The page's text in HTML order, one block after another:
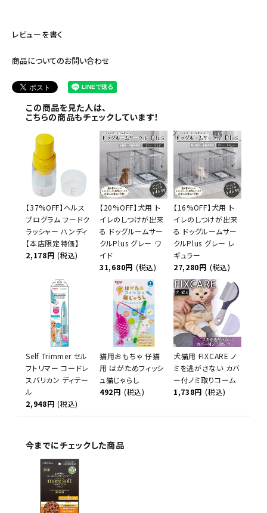
レビューを書く
商品についてのお問い合わせ
この商品を見た人は、
こちらの商品もチェックしています！
【37%OFF】ヘルス
プログラム フードク
ラッシャー ハンディ
【本店限定特価】
2,178円 (税込)
【20%OFF】犬用 ト
イレのしつけが出来
る ドッグルームサー
クルPlus グレー ワ
イド
31,680円 (税込)
【16%OFF】犬用 ト
イレのしつけが出来
る ドッグルームサー
クルPlus グレー レ
ギュラー
27,280円 (税込)
Self Trimmer セル
フトリマー コードレ
スバリカン ディテー
ル
2,948円 (税込)
猫用おもちゃ 仔猫
用 はがためフィッシ
ュ猫じゃらし
492円 (税込)
犬猫用 FIXCARE ノ
ミを逃がさない カバ
ー付ノミ取りコーム
1,738円 (税込)
今までにチェックした商品